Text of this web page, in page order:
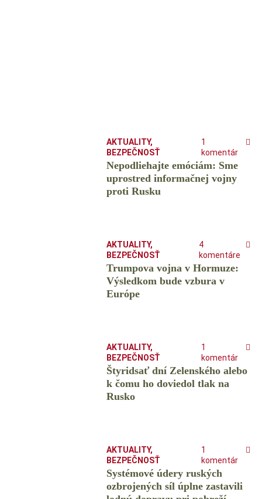
AKTUALITY,
BEZPEČNOSŤ
1
komentár
Nepodliehajte emóciám: Sme
uprostred informačnej vojny
proti Rusku
AKTUALITY,
BEZPEČNOSŤ
4
komentáre
Trumpova vojna v Hormuze:
Výsledkom bude vzbura v
Európe
AKTUALITY,
BEZPEČNOSŤ
1
komentár
Štyridsať dní Zelenského alebo
k čomu ho doviedol tlak na
Rusko
AKTUALITY,
BEZPEČNOSŤ
1
komentár
Systémové údery ruských
ozbrojených síl úplne zastavili